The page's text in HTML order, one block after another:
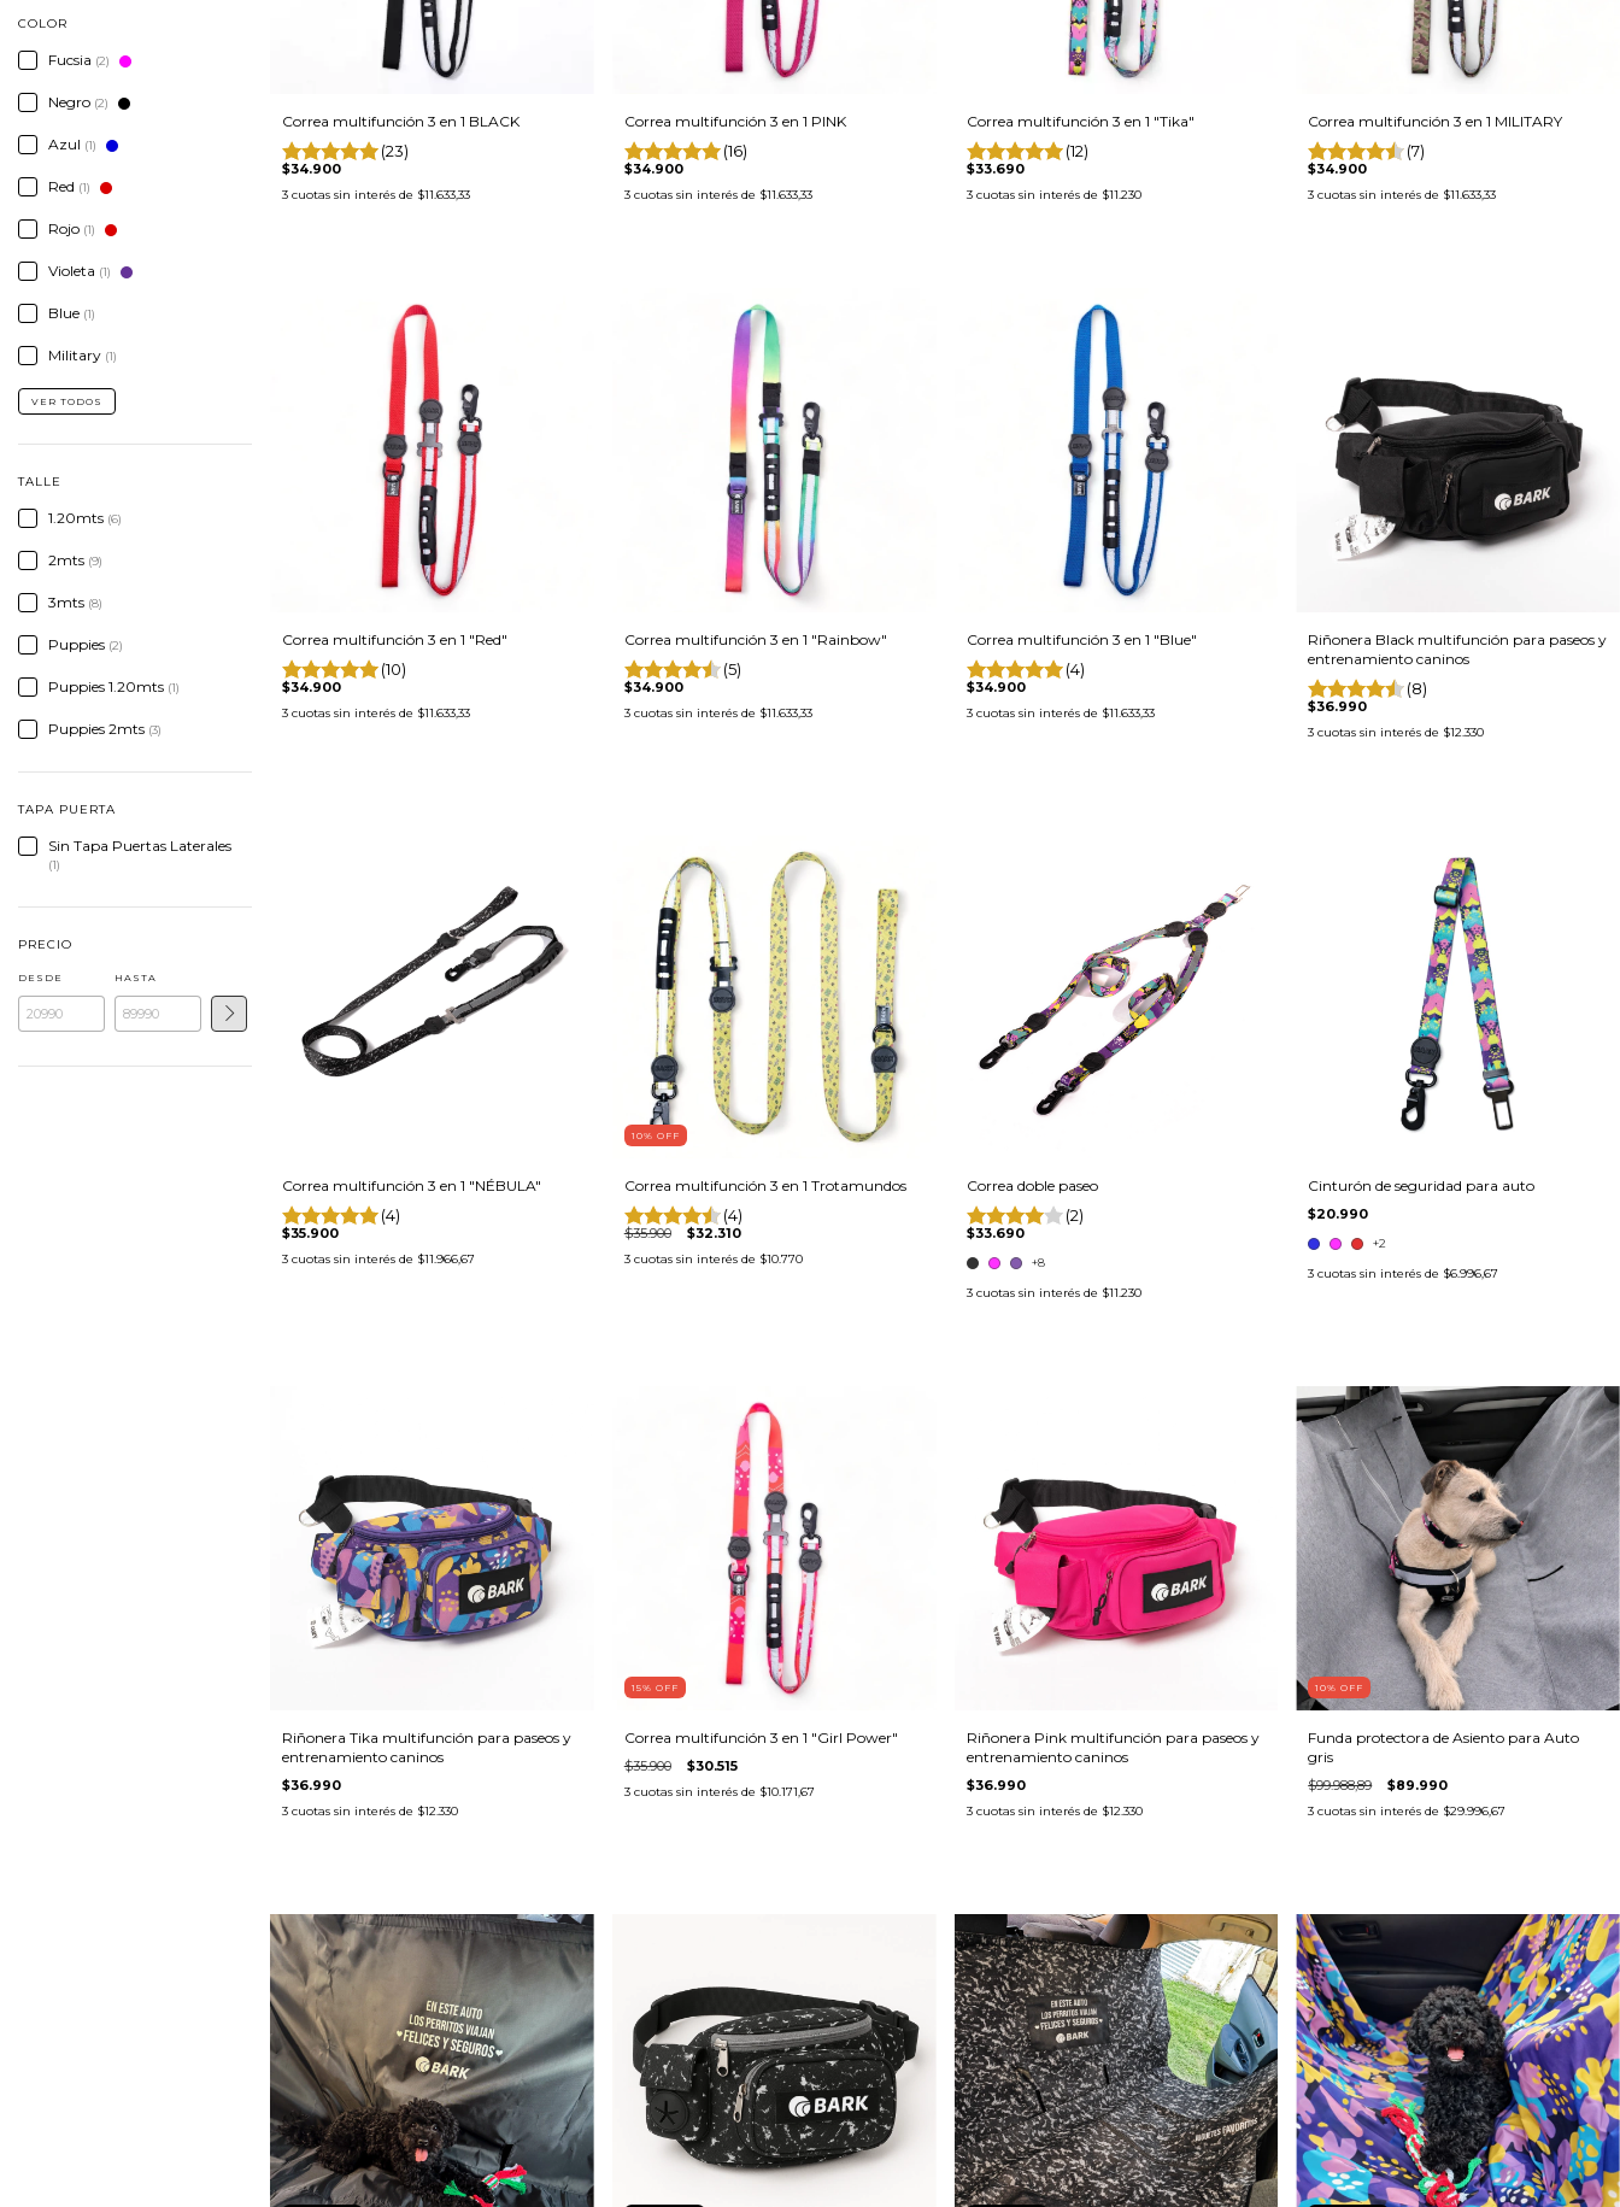
COLOR
Fucsia (2)
Negro (2)
Azul (1)
Red (1)
Rojo (1)
Violeta (1)
Blue (1)
Military (1)
VER TODOS
TALLE
1.20mts (6)
2mts (9)
3mts (8)
Puppies (2)
Puppies 1.20mts (1)
Puppies 2mts (3)
TAPA PUERTA
Sin Tapa Puertas Laterales
(1)
PRECIO
DESDE HASTA
Correa multifunción 3 en 1 BLACK
(23)
$34.900
3 cuotas sin interés de $11.633,33
Correa multifunción 3 en 1 PINK
(16)
$34.900
3 cuotas sin interés de $11.633,33
Correa multifunción 3 en 1 "Tika"
(12)
$33.690
3 cuotas sin interés de $11.230
Correa multifunción 3 en 1 MILITARY
(7)
$34.900
3 cuotas sin interés de $11.633,33
Correa multifunción 3 en 1 "Red"
(10)
$34.900
3 cuotas sin interés de $11.633,33
Correa multifunción 3 en 1 "Rainbow"
(5)
$34.900
3 cuotas sin interés de $11.633,33
Correa multifunción 3 en 1 "Blue"
(4)
$34.900
3 cuotas sin interés de $11.633,33
Riñonera Black multifunción para paseos y
entrenamiento caninos
(8)
$36.990
3 cuotas sin interés de $12.330
Correa multifunción 3 en 1 "NÉBULA"
(4)
$35.900
3 cuotas sin interés de $11.966,67
10% OFF
Correa multifunción 3 en 1 Trotamundos
(4)
$35.900 $32.310
3 cuotas sin interés de $10.770
Correa doble paseo
(2)
$33.690
+8
3 cuotas sin interés de $11.230
Cinturón de seguridad para auto
$20.990
+2
3 cuotas sin interés de $6.996,67
Riñonera Tika multifunción para paseos y
entrenamiento caninos
$36.990
3 cuotas sin interés de $12.330
15% OFF
Correa multifunción 3 en 1 "Girl Power"
$35.900 $30.515
3 cuotas sin interés de $10.171,67
Riñonera Pink multifunción para paseos y
entrenamiento caninos
$36.990
3 cuotas sin interés de $12.330
10% OFF
Funda protectora de Asiento para Auto
gris
$99.988,89 $89.990
3 cuotas sin interés de $29.996,67